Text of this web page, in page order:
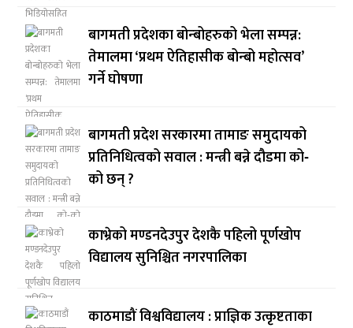
बागमती प्रदेशका बोन्बोहरुको भेला सम्पन्न:
तेमालमा ‘प्रथम ऐतिहासीक बोन्बो महोत्सव’
गर्ने घोषणा
बागमती प्रदेश सरकारमा तामाङ समुदायको
प्रतिनिधित्वको सवाल : मन्त्री बन्ने दौडमा को‐
को छन् ?
काभ्रेको मण्डनदेउपुर देशकै पहिलो पूर्णखोप
विद्यालय सुनिश्चित नगरपालिका
काठमाडौं विश्वविद्यालय : प्राज्ञिक उत्कृष्टताका